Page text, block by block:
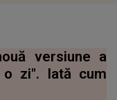
versiune a
zi". Iată cum